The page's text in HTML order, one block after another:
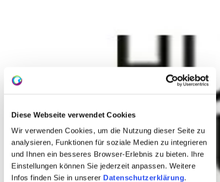
Diese Webseite verwendet Cookies
Wir verwenden Cookies, um die Nutzung dieser Seite zu
analysieren, Funktionen für soziale Medien zu integrieren
und Ihnen ein besseres Browser-Erlebnis zu bieten. Ihre
Einstellungen können Sie jederzeit anpassen. Weitere
Infos finden Sie in unserer Datenschutzerklärung.